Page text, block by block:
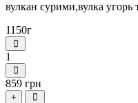
вулкан сурими,вулка угорь
1150г
1
859 грн
+